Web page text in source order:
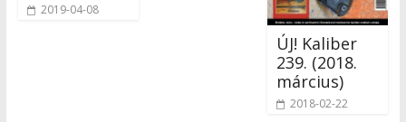
2019-04-08
ÚJ! Kaliber
239. (2018.
március)
2018-02-22